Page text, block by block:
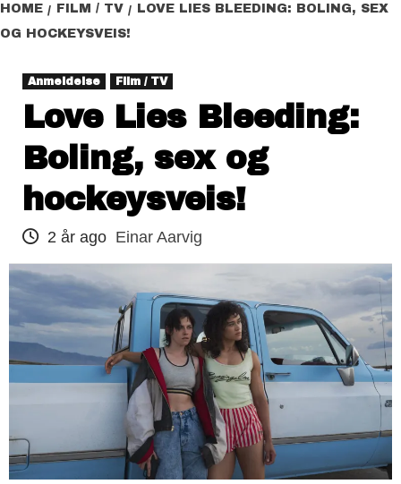
HOME FILM / TV
LOVE LIES BLEEDING: BOLING, SEX
OG HOCKEYSVEIS!
Anmeldelse Film / TV
Love Lies Bleeding:
Boling, sex og
hockeysveis!
2 år ago Einar Aarvig